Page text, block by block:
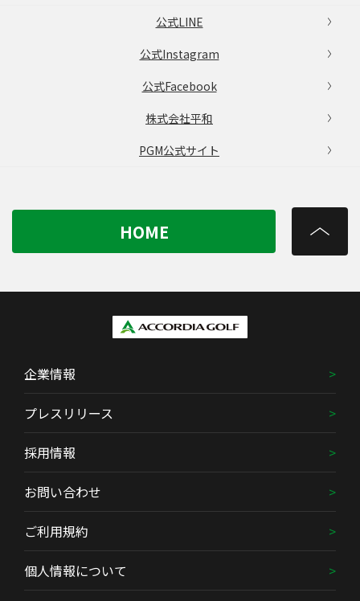
公式LINE
公式Instagram
公式Facebook
株式会社平和
PGM公式サイト
HOME
企業情報
プレスリリース
採用情報
お問い合わせ
ご利用規約
個人情報について